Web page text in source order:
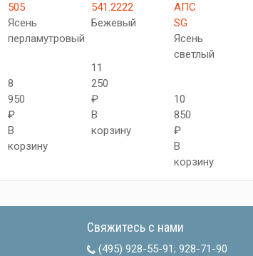
505
Ясень
перламутровый
8
950
₽
В
корзину
541.2222
Бежевый
11
250
₽
В
корзину
АПС
SG
Ясень
светлый
10
850
₽
В
корзину
Свяжитесь с нами
(495) 928-55-91; 928-71-90